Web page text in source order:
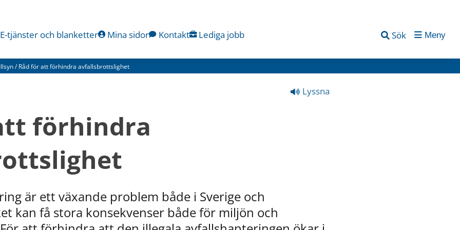
E-tjänster och blanketter Mina sidor Kontakt Lediga jobb Sök Meny
/ Råd för att förhindra avfallsbrottslighet
Lyssna
förhindra
är ett växande problem både i Sverige och
kan få stora konsekvenser både för miljön och